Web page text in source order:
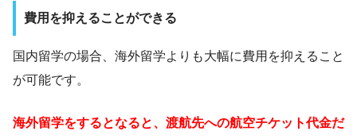
費用を抑えることができる
国内留学の場合、海外留学よりも大幅に費用を抑えること
が可能です。
海外留学をするとなると、渡航先への航空チケット代金だ